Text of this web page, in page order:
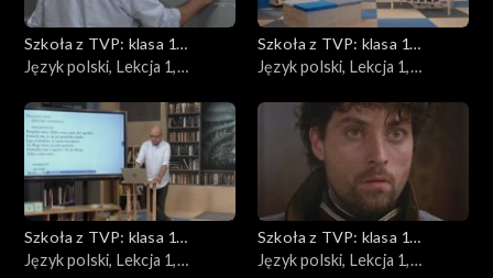
Szkoła z TVP: klasa 1
ponadpodstawowa
Język polski, Lekcja 1,
Szkoła z TVP: klasa 1
ponadpodstawowa
Język polski, Lekcja 1,
Szkoła z TVP: klasa 1
ponadpodstawowa
Język polski, Lekcja 1,
Szkoła z TVP: klasa 1
ponadpodstawowa
Język polski, Lekcja 1,